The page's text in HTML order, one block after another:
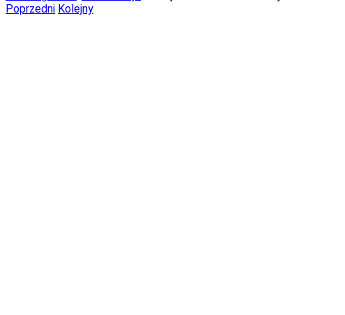
Poprzedni Kolejny